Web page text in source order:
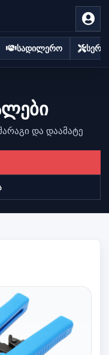
სადილერო
და დაამატე